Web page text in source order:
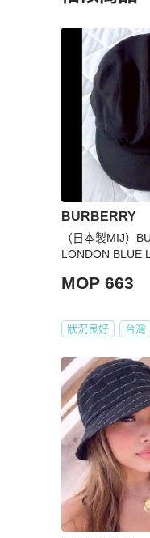
更多相似
BURBERRY
（日本製MIJ）
LONDON BLUE
MOP 663
狀況良好 台灣